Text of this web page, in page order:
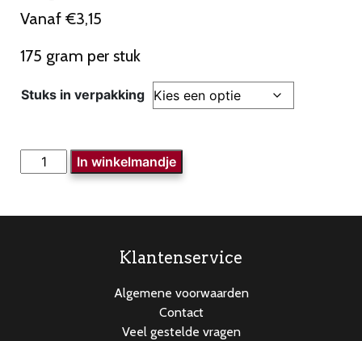
Vanaf €3,15
175 gram per stuk
Stuks in verpakking
Zigeuner
schnitzels
In winkelmandje
Klantenservice
Algemene voorwaarden
Contact
Veel gestelde vragen